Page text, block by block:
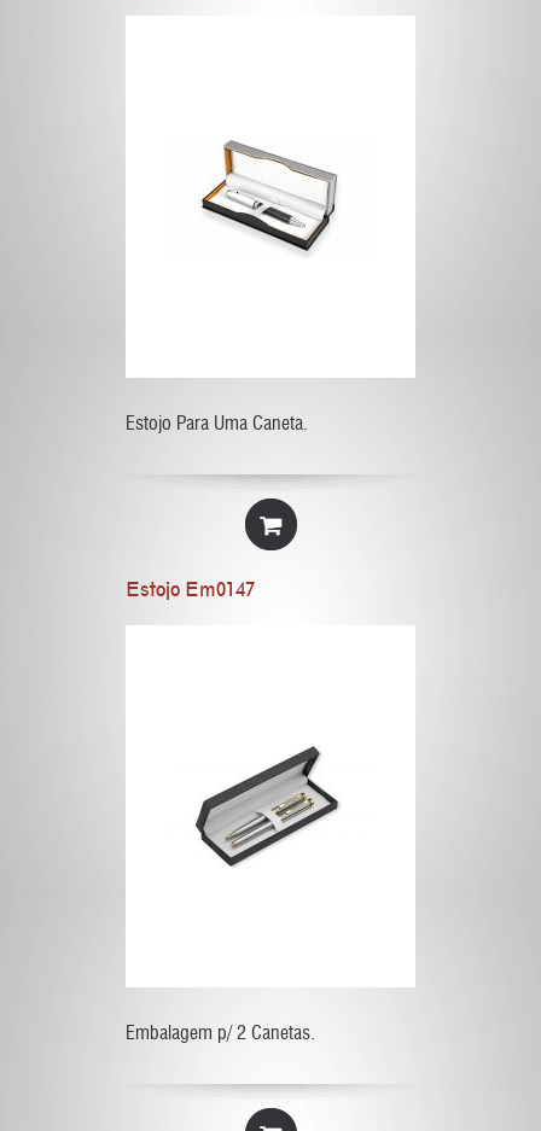
Estojo Para Uma Caneta.
Estojo Em0147
Embalagem p/ 2 Canetas.